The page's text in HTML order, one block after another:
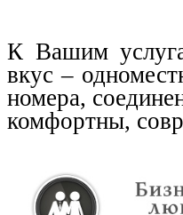
К Вашим
вкус –
номера,
комфортны,